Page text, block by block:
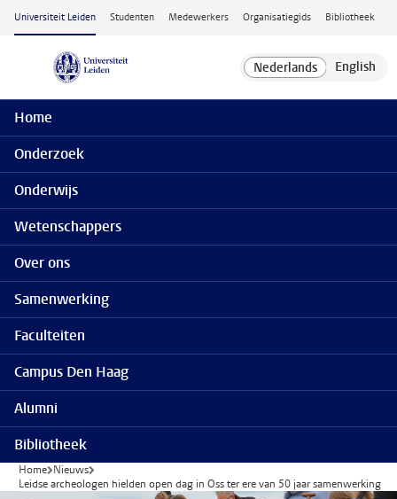
Ga naar hoofdinhoud
Universiteit Leiden Studenten Medewerkers Organisatiegids Bibliotheek
Home
Onderzoek
Onderwijs
Wetenschappers
Over ons
Samenwerking
Faculteiten
Campus Den Haag
Alumni
Bibliotheek
Home Nieuws
Leidse archeologen hielden open dag in Oss ter ere van 50 jaar samenwerking